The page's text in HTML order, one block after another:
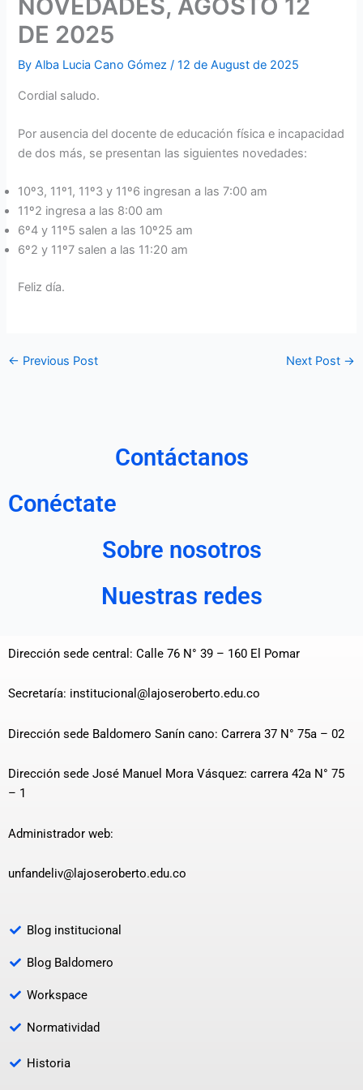
NOVEDADES, AGOSTO 12
DE 2025
ByAlba Lucia Cano Gómez/12 de August de 2025
Cordial saludo.
Por ausencia del docente de educación física e incapacidad
de dos más, se presentan las siguientes novedades:
10º3, 11º1, 11º3 y 11º6 ingresan a las 7:00 am
11º2 ingresa a las 8:00 am
6º4 y 11º5 salen a las 10º25 am
6º2 y 11º7 salen a las 11:20 am
Feliz día.
← Previous Post Next Post →
Contáctanos
Conéctate
Sobre nosotros
Nuestras redes
Dirección sede central: Calle 76 N° 39 – 160 El Pomar
Secretaría: institucional@lajoseroberto.edu.co
Dirección sede Baldomero Sanín cano: Carrera 37 N° 75a – 02
Dirección sede José Manuel Mora Vásquez: carrera 42a N° 75
– 1
Administrador web:
unfandeliv@lajoseroberto.edu.co
Blog institucional
Blog Baldomero
Workspace
Normatividad
Historia